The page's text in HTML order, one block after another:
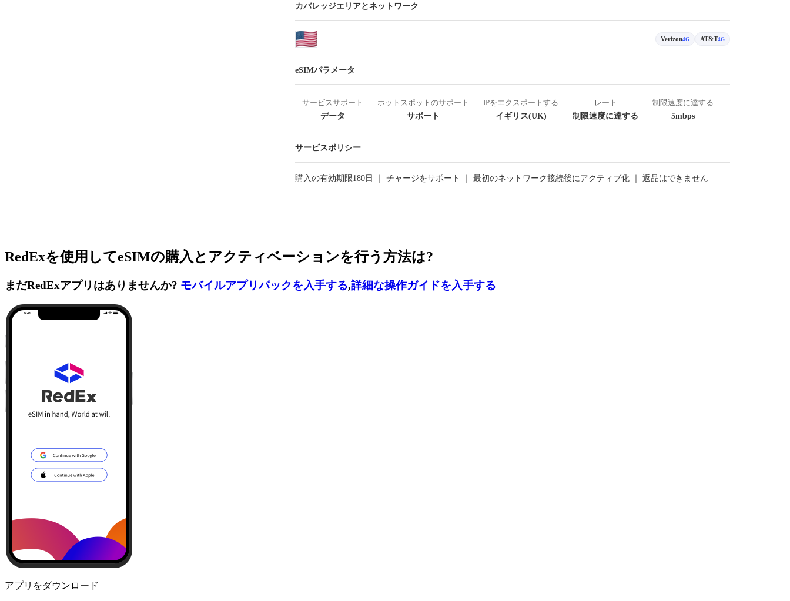
カバレッジエリアとネットワーク
Verizon4G AT&T4G
eSIMパラメータ
サービスサポート
データ
ホットスポットのサポート
サポート
IPをエクスポートする
イギリス(UK)
レート
制限速度に達する
制限速度に達する
5mbps
サービスポリシー
購入の有効期限180日 ｜ チャージをサポート ｜ 最初のネットワーク接続後にアクティブ化 ｜ 返品はできません
RedExを使用してeSIMの購入とアクティベーションを行う方法は?
まだRedExアプリはありませんか? モバイルアプリパックを入手する,詳細な操作ガイドを入手する
アプリをダウンロード